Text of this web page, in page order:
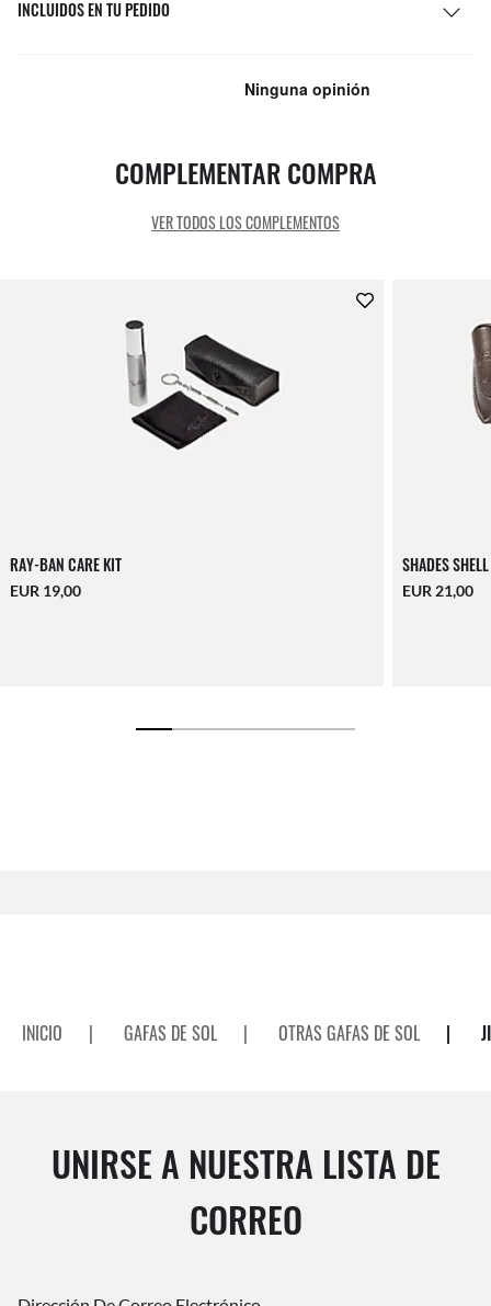
INCLUIDOS EN TU PEDIDO
COMPLEMENTAR COMPRA
VER TODOS LOS COMPLEMENTOS
RAY-BAN CARE KIT
EUR 19,00
SHADES
EUR 21,00
INICIO | GAFAS DE SOL | OTRAS GAFAS DE SOL |
UNIRSE A NUESTRA LISTA DE
CORREO